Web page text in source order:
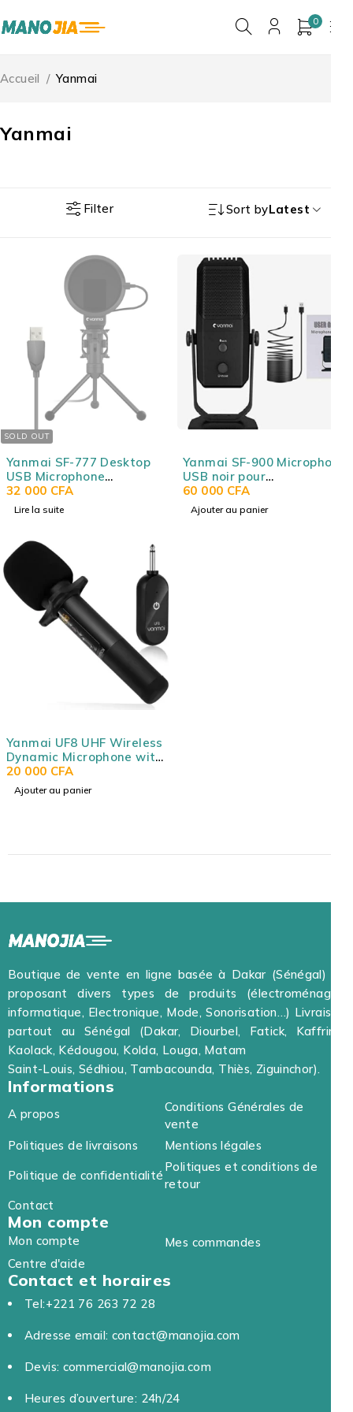
0
Yanmai
Accueil / Yanmai
Filter Sort byLatest
SOLD OUT
Yanmai SF-777 Desktop
USB Microphone
Condenser Microphone
with Folding Stand Tripod
CONDENSER MICROPHONE
SF-777
32 000 CFA
Lire la suite
Yanmai SF-900 Microphone
USB noir pour
l'enregistrement et la
diffusion sur PC - YANMAI
STUDIO MICROPHONE SF-
60 000 CFA
Ajouter au panier
Yanmai UF8 UHF Wireless
Dynamic Microphone with
LCD Display - YANMAI UHF
WIRELESS MICROPHONE
UF8
20 000 CFA
Ajouter au panier
Boutique de vente en ligne basée à Dakar (Sénégal) et
proposant divers types de produits (électroménager,
informatique, Electronique, Mode, Sonorisation…) Livraison
partout au Sénégal (Dakar, Diourbel, Fatick, Kaffrine,
Kaolack, Kédougou, Kolda, Louga, Matam
Saint-Louis, Sédhiou, Tambacounda, Thiès, Ziguinchor).
Informations
A propos
Conditions Générales de
vente
Politiques de livraisons
Mentions légales
Politique de confidentialité
Politiques et conditions de
retour
Contact
Mon compte
Mon compte
Mes commandes
Centre d'aide
Contact et horaires
Tel:+221 76 263 72 28
Adresse email: contact@manojia.com
Devis: commercial@manojia.com
Heures d’ouverture: 24h/24